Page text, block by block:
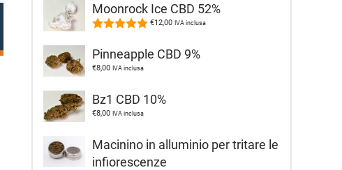
Moonrock Ice CBD 52%
Valutato5.00
€12,00 IVA inclusa
Pinneapple CBD 9%
€8,00 IVA inclusa
Bz1 CBD 10%
€8,00 IVA inclusa
Macinino in alluminio per tritare le
infiorescenze